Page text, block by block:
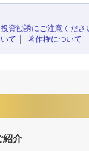
投資勧誘にご注意くださ
て
著作権について
紹介